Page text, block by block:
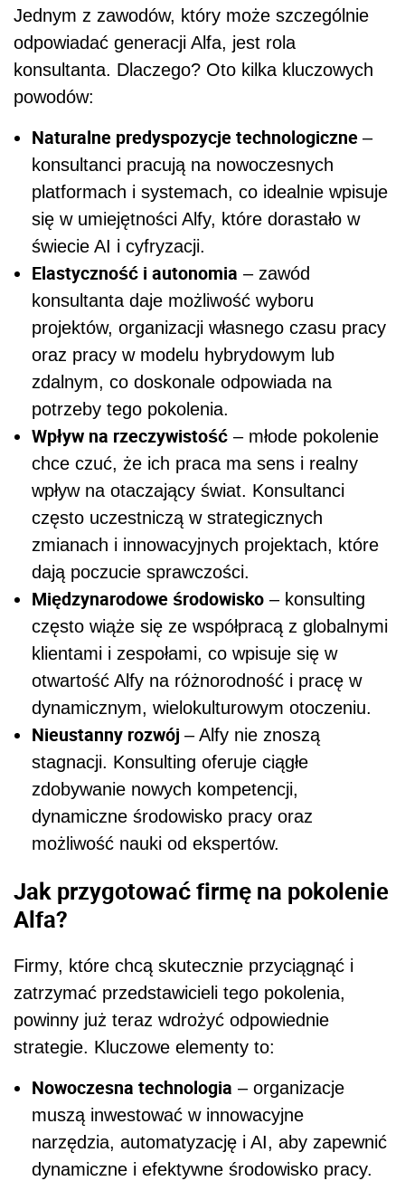
Jednym z zawodów, który może szczególnie
odpowiadać generacji Alfa, jest rola
konsultanta. Dlaczego? Oto kilka kluczowych
powodów:
Naturalne predyspozycje technologiczne –
konsultanci pracują na nowoczesnych
platformach i systemach, co idealnie wpisuje
się w umiejętności Alfy, które dorastało w
świecie AI i cyfryzacji.
Elastyczność i autonomia – zawód
konsultanta daje możliwość wyboru
projektów, organizacji własnego czasu pracy
oraz pracy w modelu hybrydowym lub
zdalnym, co doskonale odpowiada na
potrzeby tego pokolenia.
Wpływ na rzeczywistość – młode pokolenie
chce czuć, że ich praca ma sens i realny
wpływ na otaczający świat. Konsultanci
często uczestniczą w strategicznych
zmianach i innowacyjnych projektach, które
dają poczucie sprawczości.
Międzynarodowe środowisko – konsulting
często wiąże się ze współpracą z globalnymi
klientami i zespołami, co wpisuje się w
otwartość Alfy na różnorodność i pracę w
dynamicznym, wielokulturowym otoczeniu.
Nieustanny rozwój – Alfy nie znoszą
stagnacji. Konsulting oferuje ciągłe
zdobywanie nowych kompetencji,
dynamiczne środowisko pracy oraz
możliwość nauki od ekspertów.
Jak przygotować firmę na pokolenie
Alfa?
Firmy, które chcą skutecznie przyciągnąć i
zatrzymać przedstawicieli tego pokolenia,
powinny już teraz wdrożyć odpowiednie
strategie. Kluczowe elementy to:
Nowoczesna technologia – organizacje
muszą inwestować w innowacyjne
narzędzia, automatyzację i AI, aby zapewnić
dynamiczne i efektywne środowisko pracy.